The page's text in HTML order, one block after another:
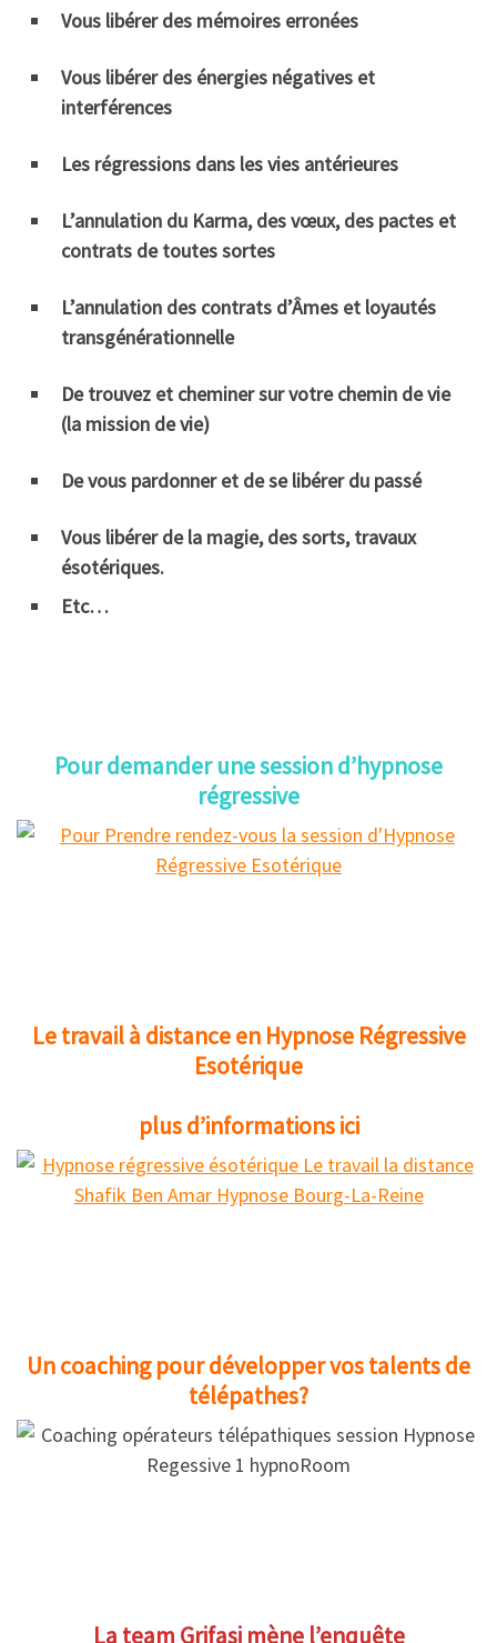
Vous libérer des mémoires erronées
Vous libérer des énergies négatives et
interférences
Les régressions dans les vies antérieures
L’annulation du Karma, des vœux, des pactes et
contrats de toutes sortes
L’annulation des contrats d’Âmes et loyautés
transgénérationnelle
De trouvez et cheminer sur votre chemin de vie
(la mission de vie)
De vous pardonner et de se libérer du passé
Vous libérer de la magie, des sorts, travaux
ésotériques.
Etc…
Pour demander une session d’hypnose
régressive
Le travail à distance en Hypnose Régressive
Esotérique
plus d’informations ici
Un coaching pour développer vos talents de
télépathes?
La team Grifasi mène l’enquête